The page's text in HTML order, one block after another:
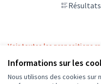
Informations sur les
Nous utilisons des cookies sur
Voir toutes les propositions
Conditions d'utilisation